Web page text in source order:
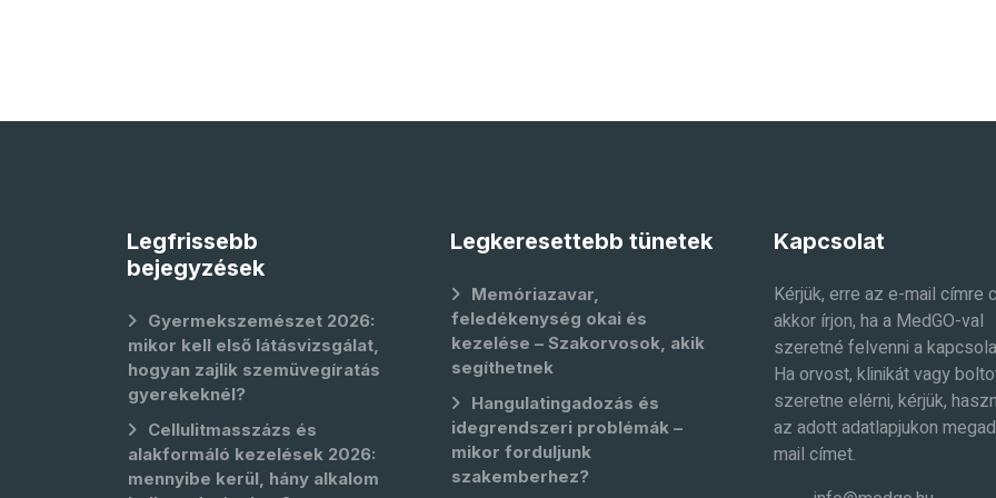
Legfrissebb
bejegyzések
Gyermekszemészet 2026:
mikor kell első látásvizsgálat,
hogyan zajlik szemüvegíratás
gyerekeknél?
Cellulitmasszázs és
alakformáló kezelések 2026:
mennyibe kerül, hány alkalom
Legkeresettebb tünetek
Memóriazavar,
feledékenység okai és
kezelése – Szakorvosok, akik
segíthetnek
Hangulatingadozás és
idegrendszeri problémák –
mikor forduljunk
szakemberhez?
Kapcsolat
Kérjük, erre az e-mail címre
akkor írjon, ha a MedGO-val
szeretné felvenni a
Ha orvost, klinikát vagy
szeretne elérni, kérjük,
az adott adatlapjukon
mail címet.